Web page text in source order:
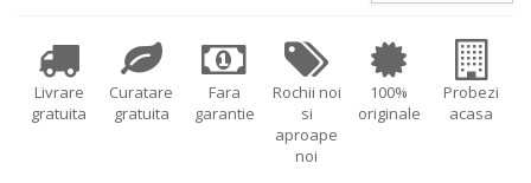
Livrare
gratuita
Curatare
gratuita
Fara
garantie
Rochii noi
si
aproape
noi
100%
originale
Probezi
acasa